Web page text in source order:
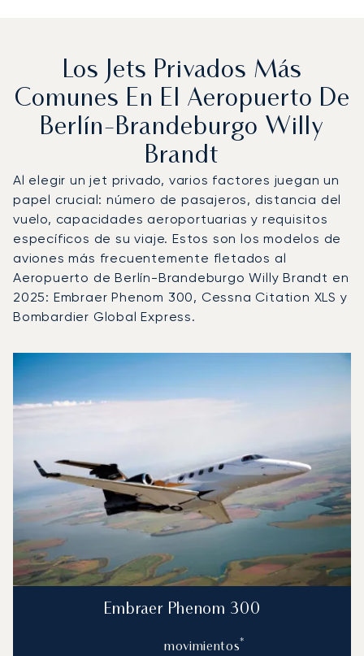
Los Jets Privados Más
Comunes En El Aeropuerto De
Berlín-Brandeburgo Willy
Brandt
Al elegir un jet privado, varios factores juegan un
papel crucial: número de pasajeros, distancia del
vuelo, capacidades aeroportuarias y requisitos
específicos de su viaje. Estos son los modelos de
aviones más frecuentemente fletados al
Aeropuerto de Berlín-Brandeburgo Willy Brandt en
2025: Embraer Phenom 300, Cessna Citation XLS y
Bombardier Global Express.
Foto de la aeronaveModelo de aeronave
Movimientos
Asientos
Velocidad (km/h)
Autonomía (km)
Autonomía (NM)
Embraer Phenom 300
movimientos*